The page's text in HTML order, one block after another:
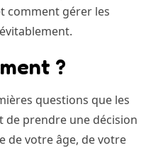
comment gérer les
?
questions que les
de prendre une décision
de votre âge, de votre